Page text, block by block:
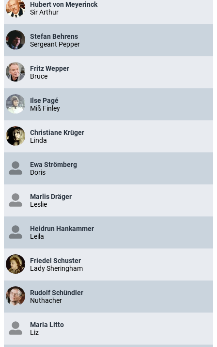
Hubert von Meyerinck
Sir Arthur
Stefan Behrens
Sergeant Pepper
Fritz Wepper
Bruce
Ilse Pagé
Miß Finley
Christiane Krüger
Linda
Ewa Strömberg
Doris
Marlis Dräger
Leslie
Heidrun Hankammer
Leila
Friedel Schuster
Lady Sheringham
Rudolf Schündler
Nuthacher
Maria Litto
Liz